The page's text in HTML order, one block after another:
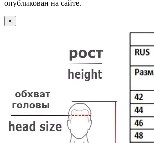
опубликован на сайте.
×